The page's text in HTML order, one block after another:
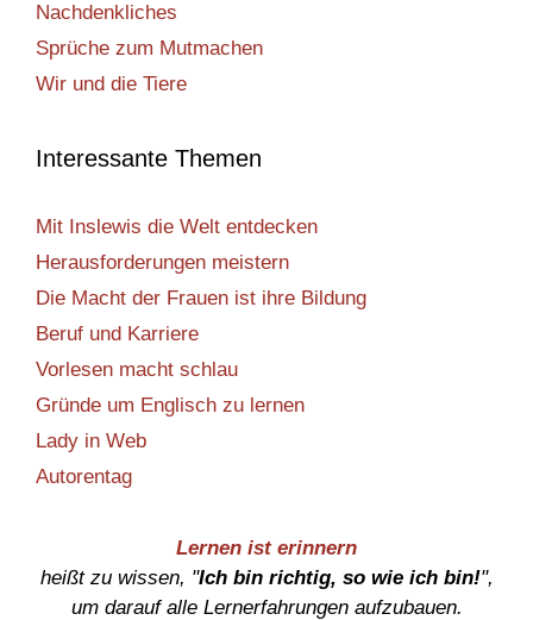
Nachdenkliches
Sprüche zum Mutmachen
Wir und die Tiere
Interessante Themen
Mit Inslewis die Welt entdecken
Herausforderungen meistern
Die Macht der Frauen ist ihre Bildung
Beruf und Karriere
Vorlesen macht schlau
Gründe um Englisch zu lernen
Lady in Web
Autorentag
Lernen ist erinnern
heißt zu wissen, "Ich bin richtig, so wie ich bin!",
um darauf alle Lernerfahrungen aufzubauen.